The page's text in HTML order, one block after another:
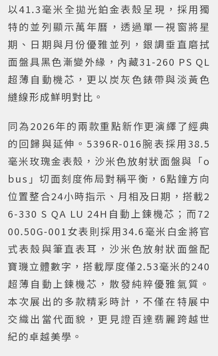
以41.3毫米全拋光鉑金表殼呈現，採用獨
特的並列顯示萬年曆，透過單一視窗將星
期、日期與月份優雅並列，銀調垂直磨拭
面盤具黑色漸變外緣，內藏31-260 PS QL
超薄自動機芯，更以炭灰色錶帶與淡黃色
縫線形成鮮明對比。
同為2026年的兩款重點新作更演繹了經典
的回歸與延伸。5396R-016腕表採用38.5
毫米玫瑰金表殼，沙米色放射狀面盤與「o
bus」切面刻度佈局對稱平衡，6點鐘方向
位置整合24小時指示、月相及日期，搭載2
6-330 S QA LU 24H自動上鍊機芯；而72
00.50G-001女表則採用34.6毫米白金將官
式表殼與筆直表耳，沙米色放射狀面盤配
寶璣立體數字，搭載厚度僅2.53毫米的240
超薄自動上鍊機芯，散發純粹優雅氣質。
本次展出的多款精彩時計，不僅在特展中
交織出當代面貌，更見證百達翡麗跨越世
紀的卓越美學。